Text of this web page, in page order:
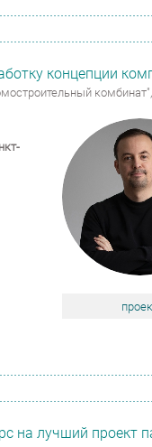
концепции
на лучший проект